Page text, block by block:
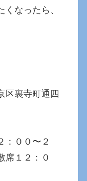
なったら、
裏寺町通四
００〜２
席１２：０